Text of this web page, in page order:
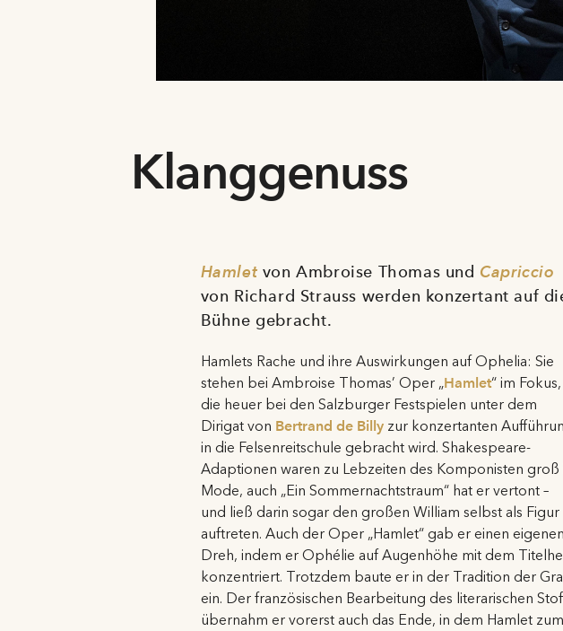
Klanggenuss
Hamlet von Ambroise Thomas und Capriccio
von Richard Strauss werden konzertant auf
Bühne gebracht.
Hamlets Rache und ihre Auswirkungen auf Ophelia: Sie
stehen bei Ambroise Thomas’ Oper „Hamlet“ im Fokus,
die heuer bei den Salzburger Festspielen unter dem
Dirigat von Bertrand de Billyzur konzertanten
in die Felsenreitschule gebracht wird. Shakespeare-
Adaptionen waren zu Lebzeiten des Komponisten groß
Mode, auch „Ein Sommernachtstraum“ hat er vertont –
und ließ darin sogar den großen William selbst als Figur
auftreten. Auch der Oper „Hamlet“ gab er einen eigenen
Dreh, indem er Ophélie auf Augenhöhe mit dem
konzentriert. Trotzdem baute er in der Tradition der
ein. Der französischen Bearbeitung des literarischen
übernahm er vorerst auch das Ende, in dem Hamlet